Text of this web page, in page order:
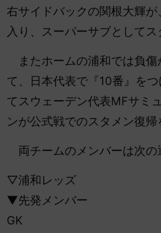
右サイドバックの関根大輝
入り、スーパーサブとしてス
またホームの浦和では負傷
て、日本代表で『10番』を
てスウェーデン代表MFサミ
ンが公式戦でのスタメン復帰
両チームのメンバーは次の
▽浦和レッズ
▼先発メンバー
GK